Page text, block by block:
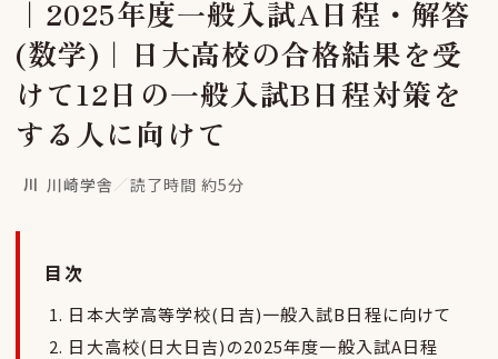
｜2025年度一般入試A日程・解答
(数学)｜日大高校の合格結果を受
けて12日の一般入試B日程対策を
する人に向けて
川 川崎学舎 読了時間 約5分
目次
日本大学高等学校(日吉)一般入試B日程に向けて
日大高校(日大日吉)の2025年度一般入試A日程